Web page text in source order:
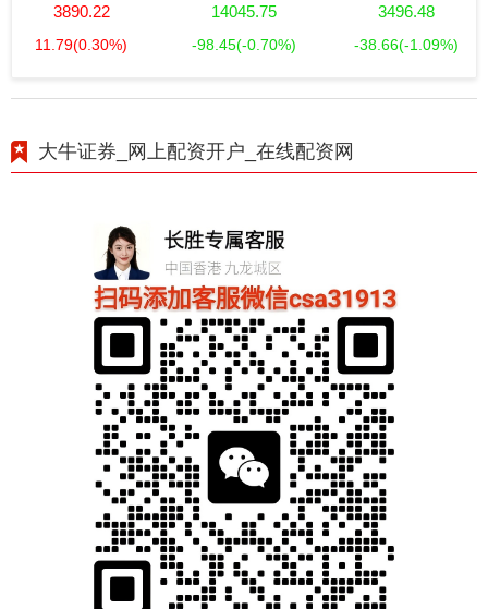
3890.22
11.79(0.30%)
14045.75
-98.45(-0.70%)
3496.48
-38.66(-1.09%)
大牛证券_网上配资开户_在线配资网